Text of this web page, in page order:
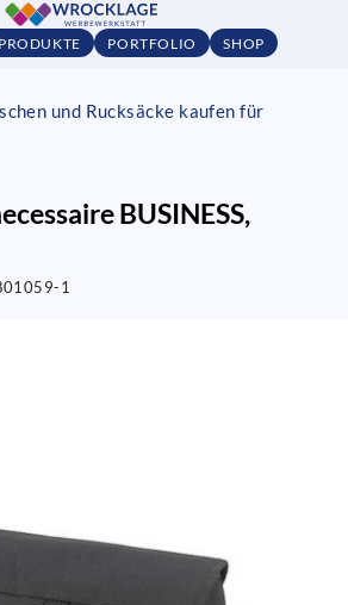
PRODUKTE PORTFOLIO SHOP
und Rucksäcke kaufen für
BUSINESS,
1